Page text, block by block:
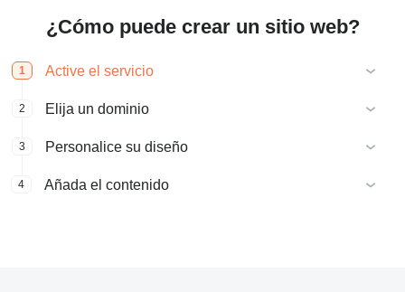
¿Cómo puede crear un sitio web?
1 Active el servicio
2 Elija un dominio
3 Personalice su diseño
4 Añada el contenido